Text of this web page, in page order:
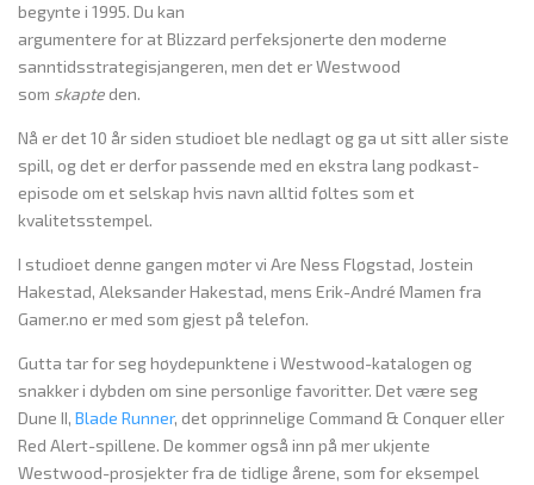
begynte i 1995. Du kan
argumentere for at Blizzard perfeksjonerte den moderne
sanntidsstrategisjangeren, men det er Westwood
som skapte den.
Nå er det 10 år siden studioet ble nedlagt og ga ut sitt aller siste
spill, og det er derfor passende med en ekstra lang podkast-
episode om et selskap hvis navn alltid føltes som et
kvalitetsstempel.
I studioet denne gangen møter vi Are Ness Fløgstad, Jostein
Hakestad, Aleksander Hakestad, mens Erik-André Mamen fra
Gamer.no er med som gjest på telefon.
Gutta tar for seg høydepunktene i Westwood-katalogen og
snakker i dybden om sine personlige favoritter. Det være seg
Dune II, Blade Runner, det opprinnelige Command & Conquer eller
Red Alert-spillene. De kommer også inn på mer ukjente
Westwood-prosjekter fra de tidlige årene, som for eksempel